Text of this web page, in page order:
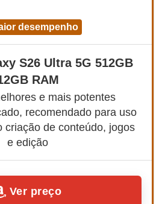
desempenho
S26 Ultra 5G 512GB
RAM
e mais potentes
recomendado para uso
criação de conteúdo, jogos
e edição
Ver preço